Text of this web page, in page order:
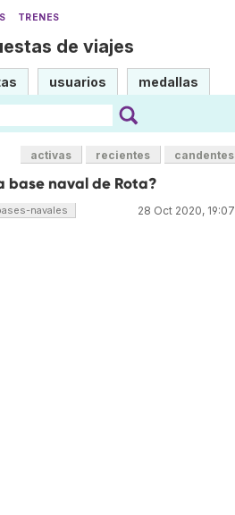
TRENES
de viajes
usuarios medallas
activas recientes candentes
base naval de Rota?
28 Oct 2020, 19:07
navales